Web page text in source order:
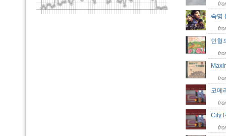
숙명
인형
코메
City